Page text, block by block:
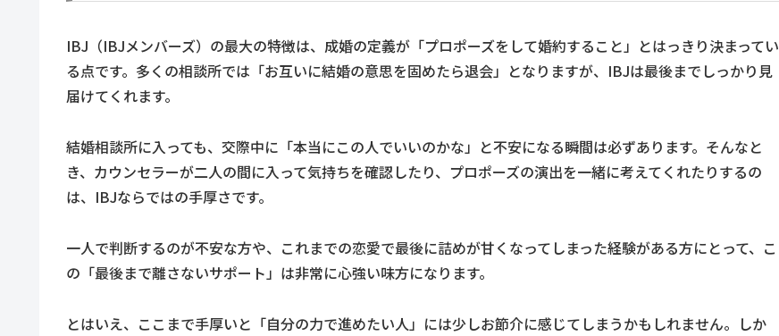
IBJ（IBJメンバーズ）の最大の特徴は、成婚の定義が「プロポーズをして婚約すること」とはっきり決まってい
る点です。多くの相談所では「お互いに結婚の意思を固めたら退会」となりますが、IBJは最後までしっかり見
届けてくれます。
結婚相談所に入っても、交際中に「本当にこの人でいいのかな」と不安になる瞬間は必ずあります。そんなと
き、カウンセラーが二人の間に入って気持ちを確認したり、プロポーズの演出を一緒に考えてくれたりするの
は、IBJならではの手厚さです。
一人で判断するのが不安な方や、これまでの恋愛で最後に詰めが甘くなってしまった経験がある方にとって、こ
の「最後まで離さないサポート」は非常に心強い味方になります。
とはいえ、ここまで手厚いと「自分の力で進めたい人」には少しお節介に感じてしまうかもしれません。しか